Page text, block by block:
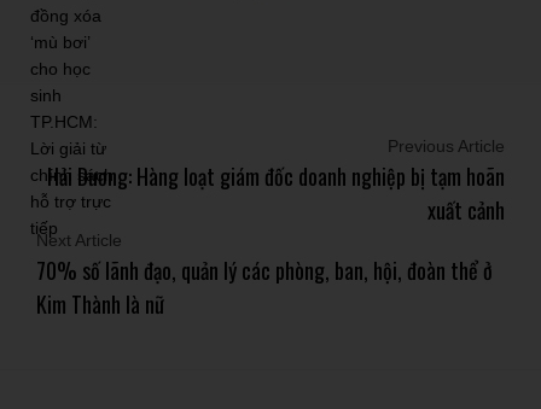
Previous Article
Hải Dương: Hàng loạt giám đốc doanh nghiệp bị tạm hoãn
xuất cảnh
Next Article
70% số lãnh đạo, quản lý các phòng, ban, hội, đoàn thể ở
Kim Thành là nữ